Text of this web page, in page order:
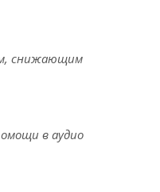
снижающим
в аудио